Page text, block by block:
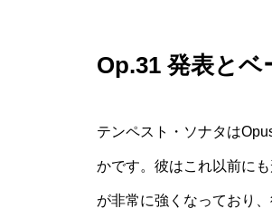
Op.31 発表と
テンペスト・ソナタは
かです。彼はこれ以前に
が非常に強くなっており